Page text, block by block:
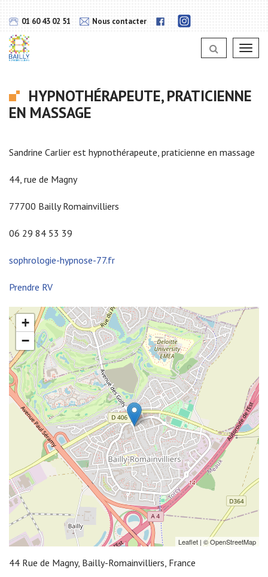
01 60 43 02 51 Nous contacter
Lien
notra
Instagram
HYPNOTHÉRAPEUTE, PRATICIENNE
EN MASSAGE
Sandrine Carlier est hypnothérapeute, praticienne en massage
44, rue de Magny
77700 Bailly Romainvilliers
06 29 84 53 39
sophrologie-hypnose-77.fr
Prendre RV
+
−
Leaflet | ©OpenStreetMap
44 Rue de Magny, Bailly-Romainvilliers, France